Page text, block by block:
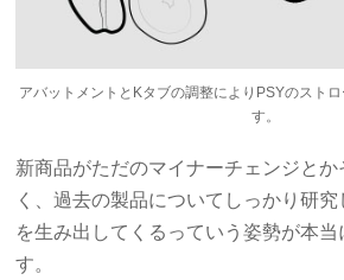
アバットメントとKタブの調整によりPSYのスト
す。
新商品がただのマイナーチェンジと
く、過去の製品についてしっかり研
を生み出してくるっていう姿勢が本当
す。